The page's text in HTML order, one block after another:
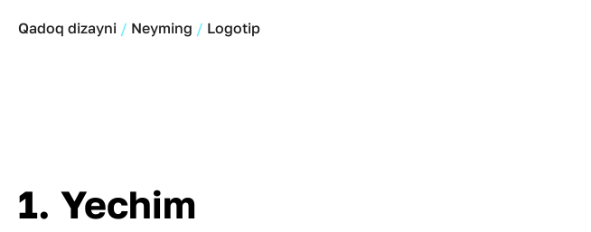
Qadoq dizayni Neyming Logotip
1. Yechim